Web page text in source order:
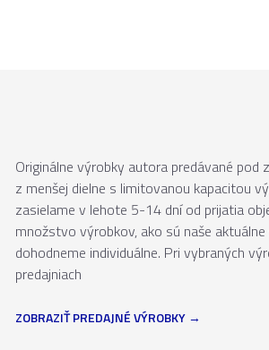
Originálne výrobky autora predávané pod
z menšej dielne s limitovanou kapacitou
zasielame v lehote 5-14 dní od prijatia
množstvo výrobkov, ako sú naše
dohodneme individuálne. Pri vybraných
predajniach
ZOBRAZIŤ PREDAJNÉ VÝROBKY